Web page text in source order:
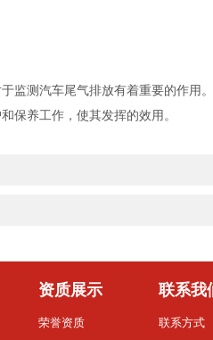
测汽车尾气排放有着重要的作用
保养工作，使其发挥的效用。
资质展示
荣誉资质
联系我
联系方式